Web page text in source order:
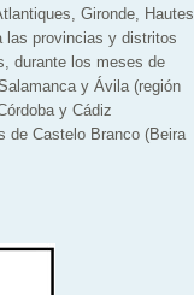
Gironde, Hautes
las provincias y distritos
durante los meses de
y Ávila (región
y Cádiz
de Castelo Branco (Beira